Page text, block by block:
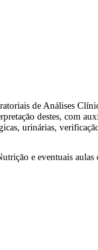
de Análises
destes, com
urinárias,
e eventuais aulas